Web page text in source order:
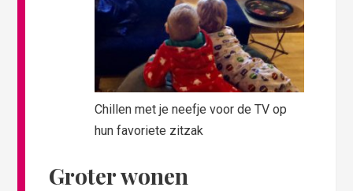
Chillen met je neefje voor de TV op
hun favoriete zitzak
Groter wonen